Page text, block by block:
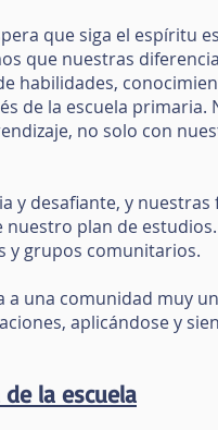
que siga el espíritu
que nuestras
habilidades,
de la escuela
no solo con
y desafiante, y
plan de
y grupos comunitarios.
una comunidad muy
aplicándose y
la escuela